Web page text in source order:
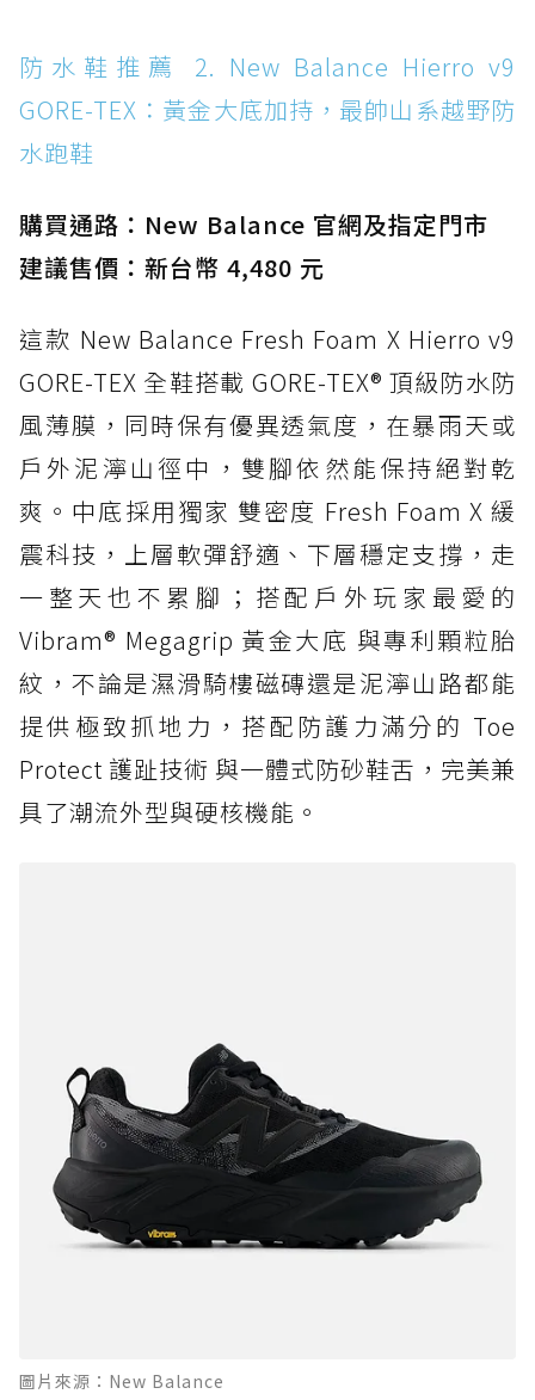
防水鞋推薦 14. SKECHERS BADGER
WATERPROOF：一踩即穿懶人神器！搭載固特
異大底與全防水厚底健走鞋
防水鞋推薦 15. Brooks Cascadia 19 GTX：注
防水鞋推薦 2. New Balance Hierro v9
GORE-TEX：黃金大底加持，最帥山系越野防
水跑鞋
購買通路：New Balance 官網及指定門市
建議售價：新台幣 4,480 元
這款 New Balance Fresh Foam X Hierro v9
GORE-TEX 全鞋搭載 GORE-TEX® 頂級防水防
風薄膜，同時保有優異透氣度，在暴雨天或
戶外泥濘山徑中，雙腳依然能保持絕對乾
爽。中底採用獨家 雙密度 Fresh Foam X 緩
震科技，上層軟彈舒適、下層穩定支撐，走
一整天也不累腳；搭配戶外玩家最愛的
Vibram® Megagrip 黃金大底 與專利顆粒胎
紋，不論是濕滑騎樓磁磚還是泥濘山路都能
提供極致抓地力，搭配防護力滿分的 Toe
Protect 護趾技術 與一體式防砂鞋舌，完美兼
具了潮流外型與硬核機能。
圖片來源：New Balance